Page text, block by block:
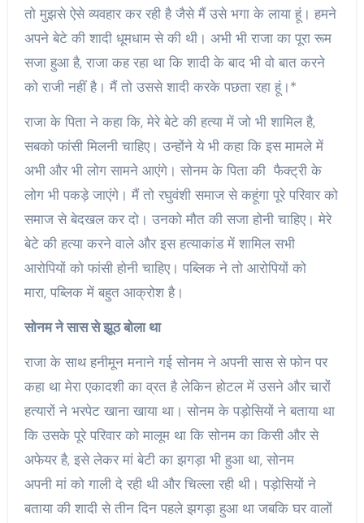
तो मुझसे ऐसे व्यवहार कर रही है जैसे मैं उसे भगा के लाया हूं। हमने
अपने बेटे की शादी धूमधाम से की थी। अभी भी राजा का पूरा रूम
सजा हुआ है, राजा कह रहा था कि शादी के बाद भी वो बात करने
को राजी नहीं है। मैं तो उससे शादी करके पछता रहा हूं।*
राजा के पिता ने कहा कि, मेरे बेटे की हत्या में जो भी शामिल है,
सबको फांसी मिलनी चाहिए। उन्होंने ये भी कहा कि इस मामले में
अभी और भी लोग सामने आएंगे। सोनम के पिता की फैक्ट्री के
लोग भी पकड़े जाएंगे। मैं तो रघुवंशी समाज से कहूंगा पूरे परिवार को
समाज से बेदखल कर दो। उनको मौत की सजा होनी चाहिए। मेरे
बेटे की हत्या करने वाले और इस हत्याकांड में शामिल सभी
आरोपियों को फांसी होनी चाहिए। पब्लिक ने तो आरोपियों को
मारा, पब्लिक में बहुत आक्रोश है।
सोनम ने सास से झूठ बोला था
राजा के साथ हनीमून मनाने गई सोनम ने अपनी सास से फोन पर
कहा था मेरा एकादशी का व्रत है लेकिन होटल में उसने और चारों
हत्यारों ने भरपेट खाना खाया था। सोनम के पड़ोसियों ने बताया था
कि उसके पूरे परिवार को मालूम था कि सोनम का किसी और से
अफेयर है, इसे लेकर मां बेटी का झगड़ा भी हुआ था, सोनम
अपनी मां को गाली दे रही थी और चिल्ला रही थी। पड़ोसियों ने
बताया की शादी से तीन दिन पहले झगड़ा हुआ था जबकि घर वालों